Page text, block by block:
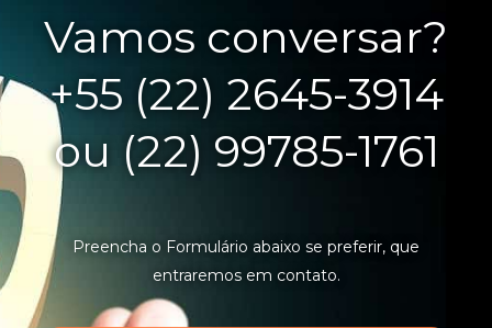
Vamos conversar?
+55 (22) 2645-3914
ou (22) 99785-1761
Preencha o Formulário abaixo se preferir, que
entraremos em contato.